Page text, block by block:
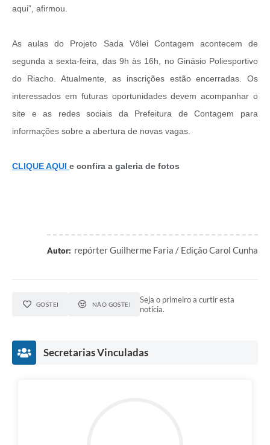
aqui”, afirmou.
As aulas do Projeto Sada Vôlei Contagem acontecem de
segunda a sexta-feira, das 9h às 16h, no Ginásio Poliesportivo
do Riacho. Atualmente, as inscrições estão encerradas. Os
interessados em futuras oportunidades devem acompanhar o
site e as redes sociais da Prefeitura de Contagem para
informações sobre a abertura de novas vagas.
CLIQUE AQUI e confira a galeria de fotos
Autor: repórter Guilherme Faria / Edição Carol Cunha
GOSTEI NÃO GOSTEI
Seja o primeiro a curtir esta
notícia.
Secretarias Vinculadas